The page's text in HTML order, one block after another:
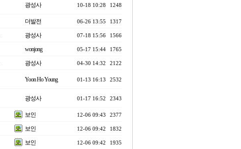
광성사 10-18 10:28 1248
더발전 06-26 13:55 1317
광성사 07-18 15:56 1566
wonjong 05-17 15:44 1765
광성사 04-30 14:32 2122
Yoon Ho Young 01-13 16:13 2532
광성사 01-17 16:52 2343
보인 12-06 09:43 2377
보인 12-06 09:42 1832
보인 12-06 09:42 1935